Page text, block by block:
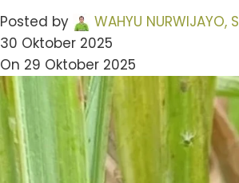
Posted by
WAHYU NURWIJAYO,
30 Oktober 2025
On 29 Oktober 2025